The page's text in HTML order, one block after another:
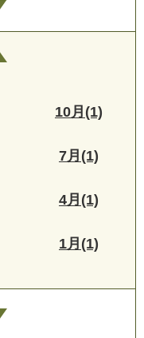
10月(1)
7月(1)
4月(1)
1月(1)